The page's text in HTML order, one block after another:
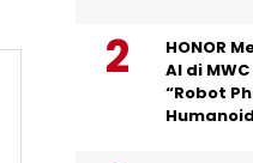
HONOR
AI di
“Robot